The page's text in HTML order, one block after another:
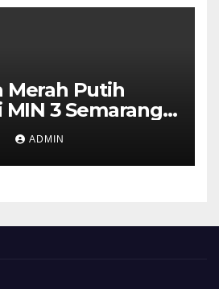
Merah Putih
3 Semarang,
Desa
Peringatan
RI
ADMIN